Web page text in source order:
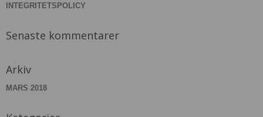
INTEGRITETSPOLICY
Senaste kommentarer
Arkiv
MARS 2018